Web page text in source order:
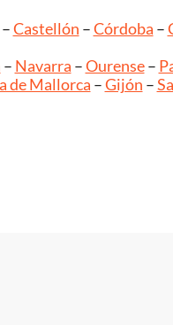
Castellón –Córdoba –
– Navarra –Ourense–
de Mallorca –Gijón –